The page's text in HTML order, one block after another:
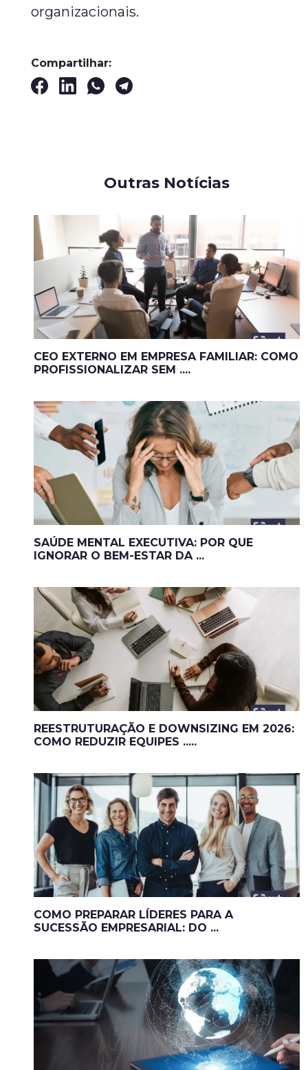
organizacionais.
Compartilhar:
Outras Notícias
CEO EXTERNO EM EMPRESA FAMILIAR: COMO
PROFISSIONALIZAR SEM ....
SAÚDE MENTAL EXECUTIVA: POR QUE
IGNORAR O BEM-ESTAR DA ...
REESTRUTURAÇÃO E DOWNSIZING EM 2026:
COMO REDUZIR EQUIPES .....
COMO PREPARAR LÍDERES PARA A
SUCESSÃO EMPRESARIAL: DO ...